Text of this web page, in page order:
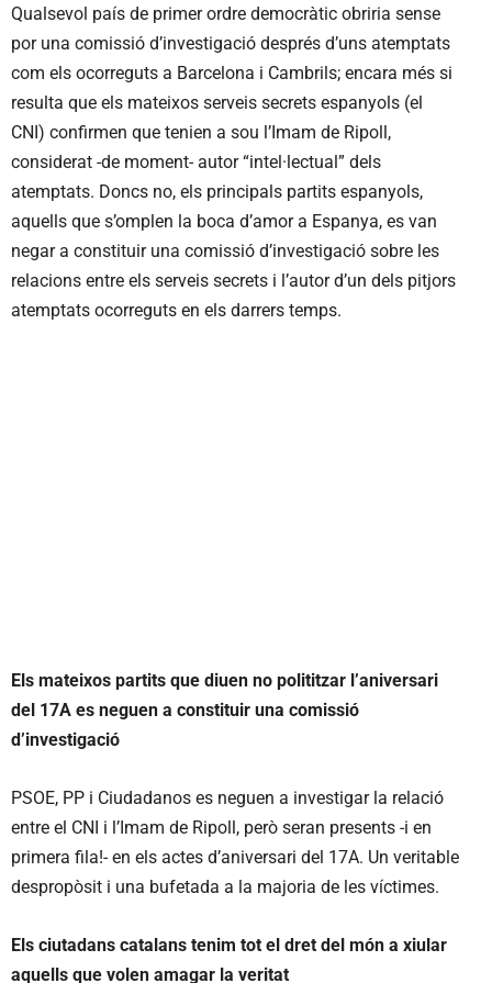
Qualsevol país de primer ordre democràtic obriria sense
por una comissió d’investigació després d’uns atemptats
com els ocorreguts a Barcelona i Cambrils; encara més si
resulta que els mateixos serveis secrets espanyols (el
CNI) confirmen que tenien a sou l’Imam de Ripoll,
considerat -de moment- autor “intel·lectual” dels
atemptats. Doncs no, els principals partits espanyols,
aquells que s’omplen la boca d’amor a Espanya, es van
negar a constituir una comissió d’investigació sobre les
relacions entre els serveis secrets i l’autor d’un dels pitjors
atemptats ocorreguts en els darrers temps.
Els mateixos partits que diuen no polititzar l’aniversari
del 17A es neguen a constituir una comissió
d’investigació
PSOE, PP i Ciudadanos es neguen a investigar la relació
entre el CNI i l’Imam de Ripoll, però seran presents -i en
primera fila!- en els actes d’aniversari del 17A. Un veritable
despropòsit i una bufetada a la majoria de les víctimes.
Els ciutadans catalans tenim tot el dret del món a xiular
aquells que volen amagar la veritat